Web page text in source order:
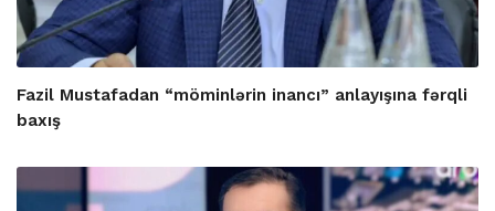
Fazil Mustafadan “möminlərin inancı” anlayışına fərqli
baxış